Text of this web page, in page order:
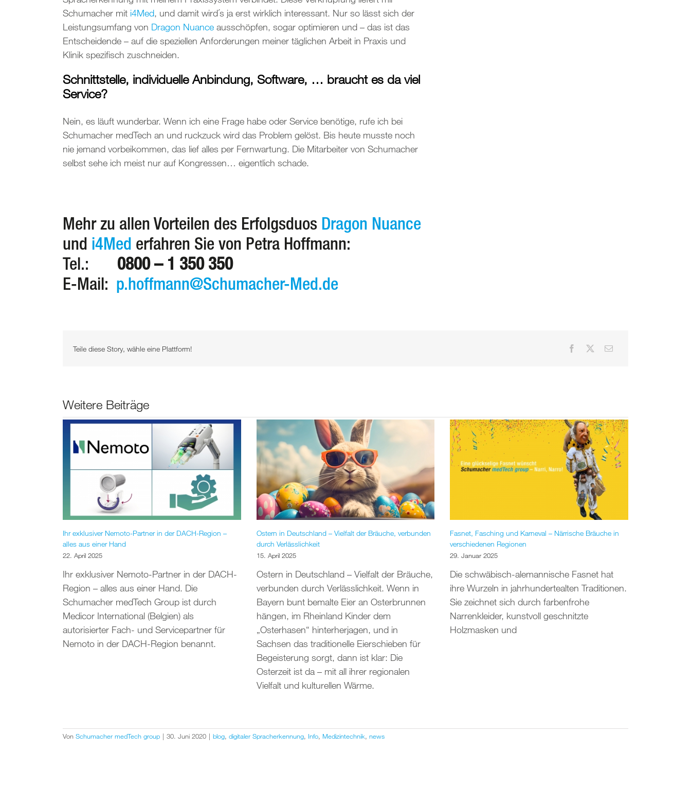
Schumacher mit i4Med, und damit wird´s ja erst wirklich interessant. Nur so lässt sich der
Leistungsumfang von Dragon Nuance ausschöpfen, sogar optimieren und – das ist das
Entscheidende – auf die speziellen Anforderungen meiner täglichen Arbeit in Praxis und
Klinik spezifisch zuschneiden.
Schnittstelle, individuelle Anbindung, Software, … braucht es da viel
Service?
Nein, es läuft wunderbar. Wenn ich eine Frage habe oder Service benötige, rufe ich bei
Schumacher medTech an und ruckzuck wird das Problem gelöst. Bis heute musste noch
nie jemand vorbeikommen, das lief alles per Fernwartung. Die Mitarbeiter von Schumacher
selbst sehe ich meist nur auf Kongressen… eigentlich schade.
Mehr zu allen Vorteilen des Erfolgsduos Dragon Nuance
und i4Med erfahren Sie von Petra Hoffmann:
Tel.: 0800 – 1 350 350
E-Mail: p.hoffmann@Schumacher-Med.de
Teile diese Story, wähle eine Plattform!
Weitere Beiträge
Ihr exklusiver Nemoto-Partner in der DACH-Region –
alles aus einer Hand
22. April 2025
Ihr exklusiver Nemoto-Partner in der DACH-
Region – alles aus einer Hand. Die
Schumacher medTech Group ist durch
Medicor International (Belgien) als
autorisierter Fach- und Servicepartner für
Nemoto in der DACH-Region benannt.
Ostern in Deutschland – Vielfalt der Bräuche, verbunden
durch Verlässlichkeit
15. April 2025
Ostern in Deutschland – Vielfalt der Bräuche,
verbunden durch Verlässlichkeit. Wenn in
Bayern bunt bemalte Eier an Osterbrunnen
hängen, im Rheinland Kinder dem
„Osterhasen“ hinterherjagen, und in
Sachsen das traditionelle Eierschieben für
Begeisterung sorgt, dann ist klar: Die
Osterzeit ist da – mit all ihrer regionalen
Vielfalt und kulturellen Wärme.
Fasnet, Fasching und Karneval – Närrische Bräuche in
verschiedenen Regionen
29. Januar 2025
Die schwäbisch-alemannische Fasnet hat
ihre Wurzeln in jahrhundertealten Traditionen.
Sie zeichnet sich durch farbenfrohe
Narrenkleider, kunstvoll geschnitzte
Holzmasken und
Von Schumacher medTech group | 30. Juni 2020 | blog, digitaler Spracherkennung, Info, Medizintechnik, news